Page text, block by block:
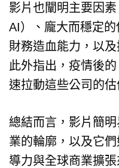
影片也闡明主要因
AI）、龐大而穩定
財務造血能力，以
此外指出，疫情後
速拉動這些公司的估
總結而言，影片簡
業的輪廓，以及它
導力與全球商業擴